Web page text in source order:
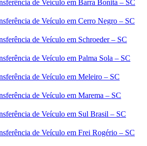
de Veículo em Barra Bonita – SC
de Veículo em Cerro Negro – SC
de Veículo em Schroeder – SC
de Veículo em Palma Sola – SC
de Veículo em Meleiro – SC
de Veículo em Marema – SC
de Veículo em Sul Brasil – SC
de Veículo em Frei Rogério – SC